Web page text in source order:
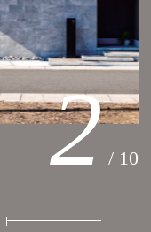
2 10